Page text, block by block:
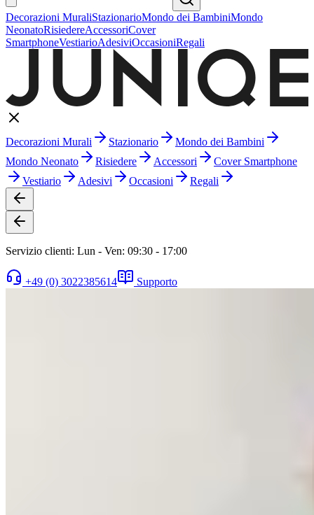
Decorazioni MuraliStazionarioMondo dei BambiniMondo
NeonatoRisiedereAccessoriCover
SmartphoneVestiarioAdesiviOccasioniRegali
Decorazioni Murali Stazionario
Mondo dei Bambini
Mondo Neonato
Risiedere Accessori
Cover Smartphone
Vestiario
Adesivi Occasioni Regali
Servizio clienti: Lun - Ven: 09:30 - 17:00
+49 (0) 3022385614 Supporto